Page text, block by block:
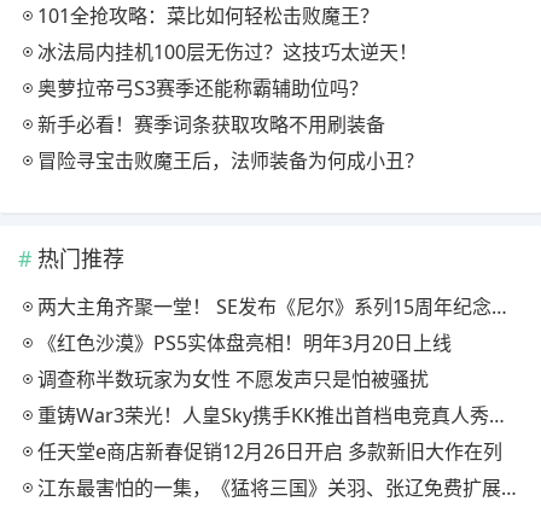
101全抢攻略：菜比如何轻松击败魔王？
冰法局内挂机100层无伤过？这技巧太逆天！
奥萝拉帝弓S3赛季还能称霸辅助位吗？
新手必看！赛季词条获取攻略不用刷装备
冒险寻宝击败魔王后，法师装备为何成小丑？
热门推荐
两大主角齐聚一堂！ SE发布《尼尔》系列15周年纪念典藏套装
《红色沙漠》PS5实体盘亮相！明年3月20日上线
调查称半数玩家为女性 不愿发声只是怕被骚扰
重铸War3荣光！人皇Sky携手KK推出首档电竞真人秀《寻找下一个Sky》
任天堂e商店新春促销12月26日开启 多款新旧大作在列
江东最害怕的一集，《猛将三国》关羽、张辽免费扩展包现已上线